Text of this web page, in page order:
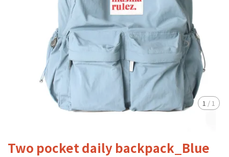
1 / 1
Two pocket daily backpack_Blue